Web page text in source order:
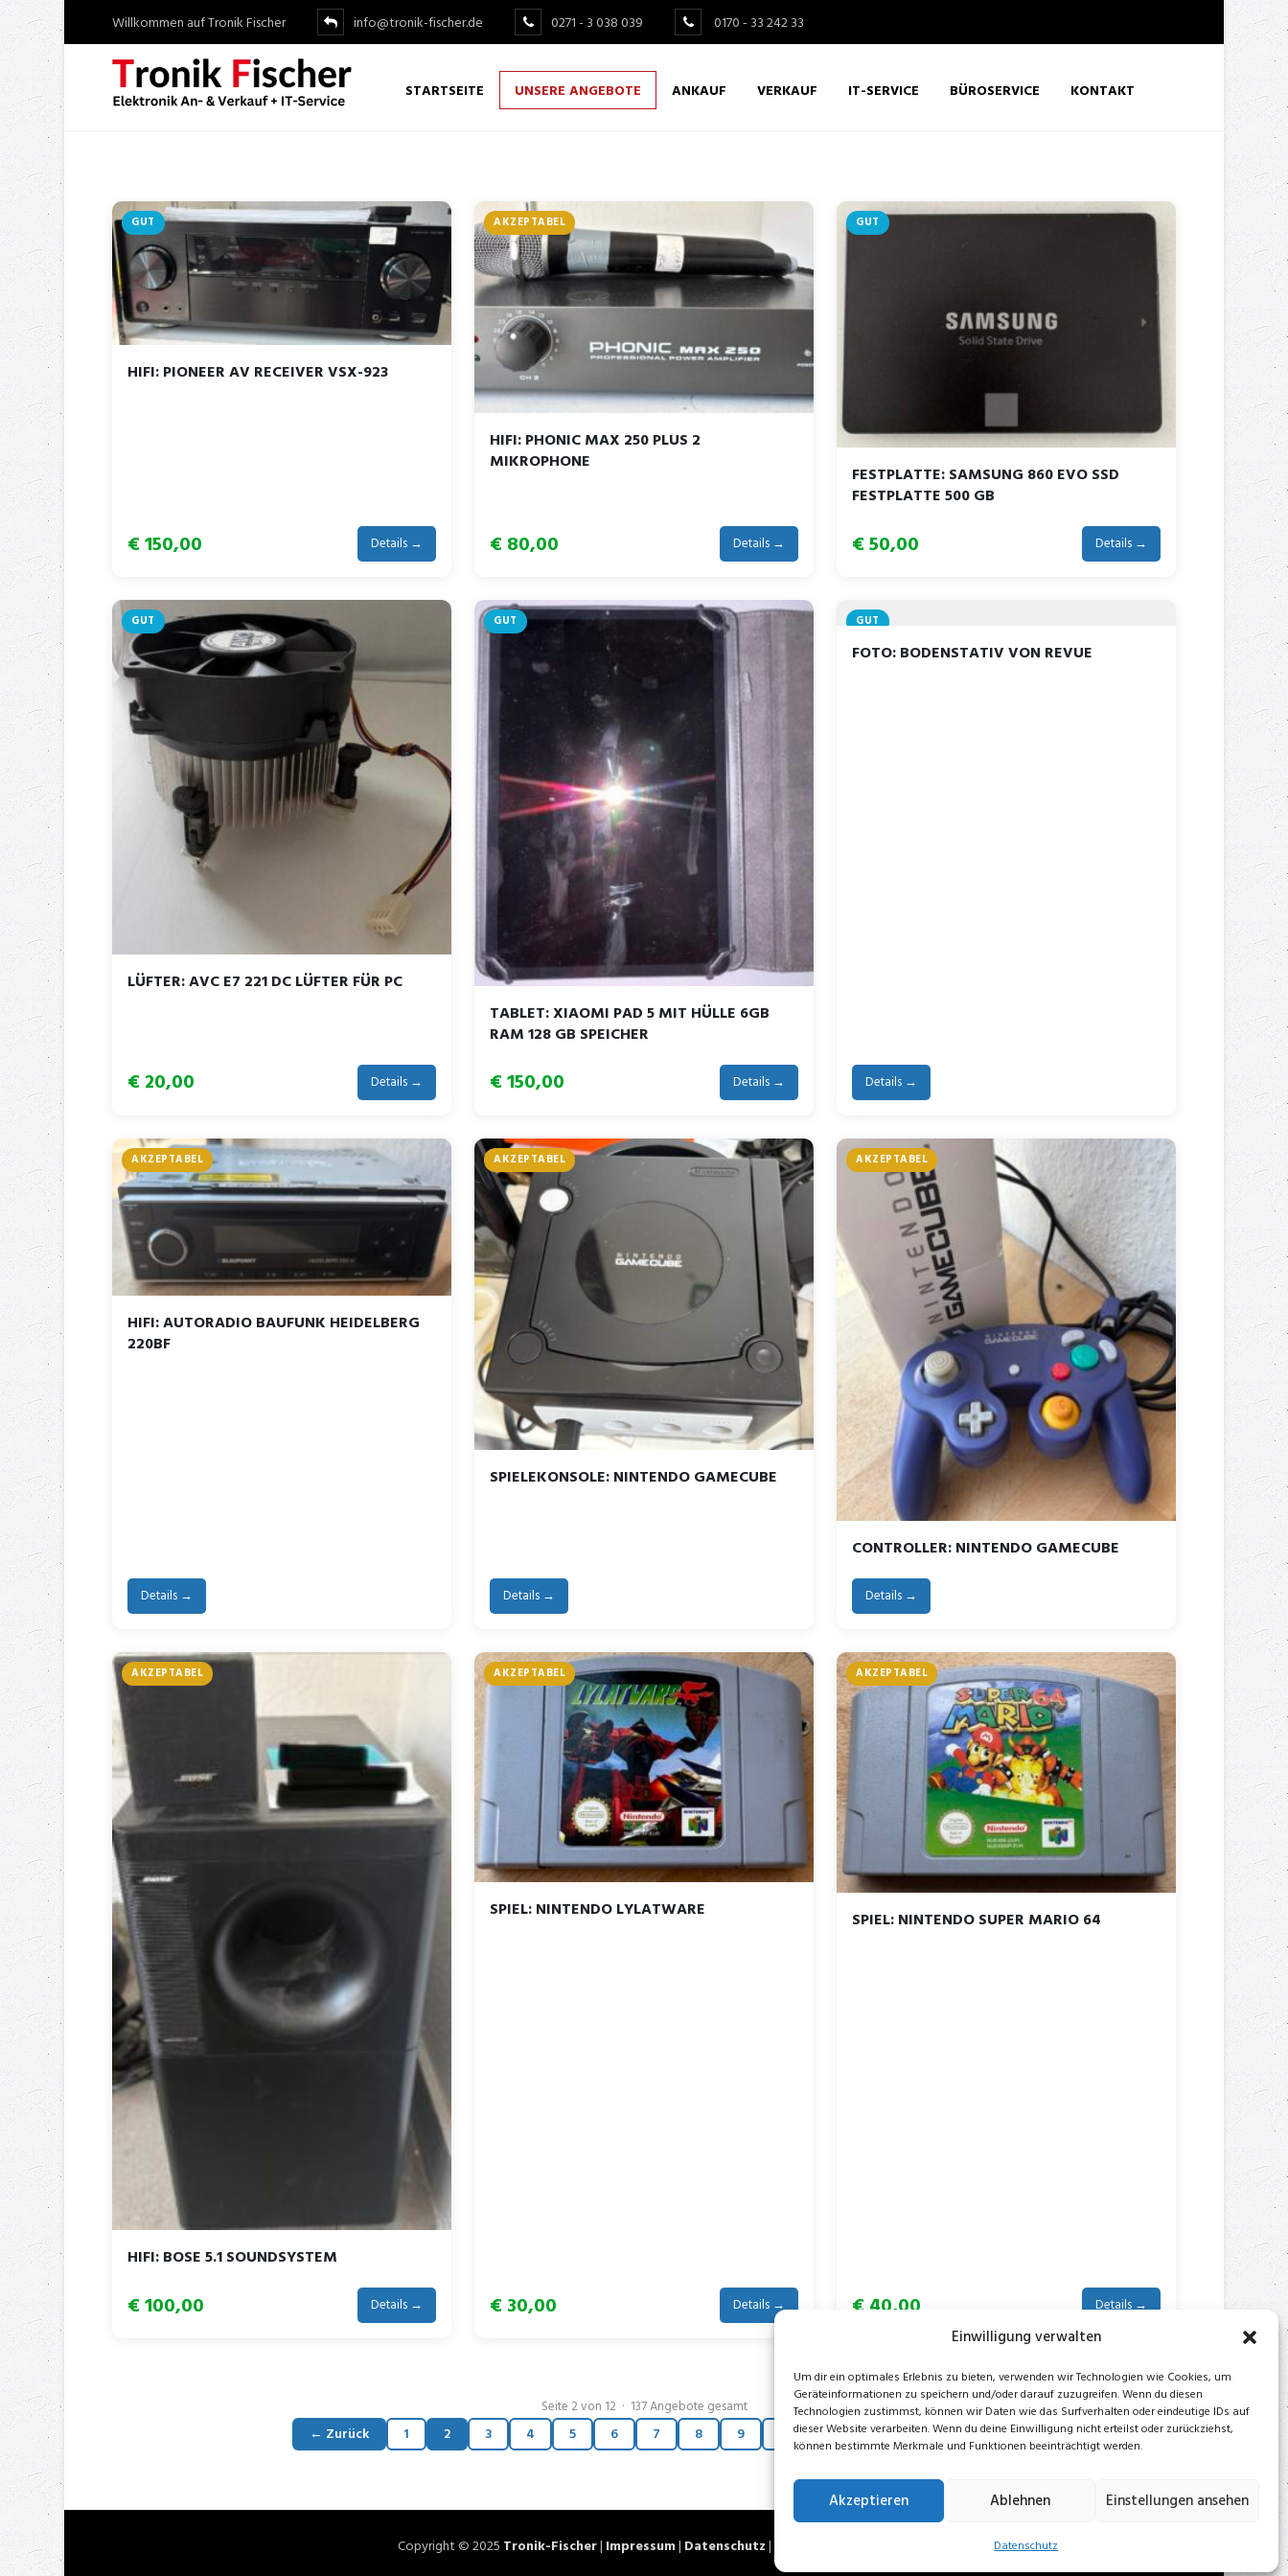
Einwilligung verwalten
Um dir ein optimales Erlebnis zu bieten, verwenden wir Technologien wie Cookies, um
Geräteinformationen zu speichern und/oder darauf zuzugreifen. Wenn du diesen
Technologien zustimmst, können wir Daten wie das Surfverhalten oder eindeutige IDs auf
dieser Website verarbeiten. Wenn du deine Einwilligung nicht erteilst oder zurückziehst,
können bestimmte Merkmale und Funktionen beeinträchtigt werden.
Akzeptieren Ablehnen Einstellungen ansehen
Datenschutz
Willkommen auf Tronik Fischer info@tronik-fischer.de 0271 - 3 038 039 0170 - 33 242 33
STARTSEITE UNSERE ANGEBOTE ANKAUF VERKAUF IT-SERVICE BÜROSERVICE KONTAKT
GUT
HIFI: PIONEER AV RECEIVER VSX-923
€ 150,00 Details →
AKZEPTABEL
HIFI: PHONIC MAX 250 PLUS 2
MIKROPHONE
€ 80,00 Details →
GUT
FESTPLATTE: SAMSUNG 860 EVO SSD
FESTPLATTE 500 GB
€ 50,00 Details →
GUT
LÜFTER: AVC E7 221 DC LÜFTER FÜR PC
€ 20,00 Details →
GUT
TABLET: XIAOMI PAD 5 MIT HÜLLE 6GB
RAM 128 GB SPEICHER
€ 150,00 Details →
GUT
FOTO: BODENSTATIV VON REVUE
Details →
AKZEPTABEL
HIFI: AUTORADIO BAUFUNK HEIDELBERG
220BF
Details →
AKZEPTABEL
SPIELEKONSOLE: NINTENDO GAMECUBE
Details →
AKZEPTABEL
CONTROLLER: NINTENDO GAMECUBE
Details →
AKZEPTABEL
HIFI: BOSE 5.1 SOUNDSYSTEM
€ 100,00 Details →
AKZEPTABEL
SPIEL: NINTENDO LYLATWARE
€ 30,00 Details →
AKZEPTABEL
SPIEL: NINTENDO SUPER MARIO 64
€ 40,00 Details →
Seite 2 von 12 · 137 Angebote gesamt
← Zurück 1 2 3 4 5 6 7 8 9 11 12 Weiter →
Copyright © 2025 Tronik-Fischer| Impressum| Datenschutz|